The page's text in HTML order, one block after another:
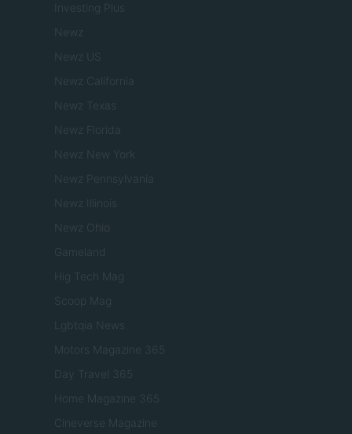
Investing Plus
Newz
Newz US
Newz California
Newz Texas
Newz Florida
Newz New York
Newz Pennsylvania
Newz Illinois
Newz Ohio
Gameland
Hig Tech Mag
Scoop Mag
Lgbtqia News
Motors Magazine 365
Day Travel 365
Home Magazine 365
Cineverse Magazine